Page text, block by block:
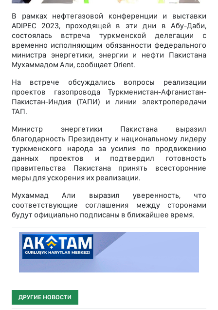
В рамках нефтегазовой конференции и выставки
ADIPEC 2023, проходящей в эти дни в Абу-Даби,
состоялась встреча туркменской делегации с
временно исполняющим обязанности федерального
министра энергетики, энергии и нефти Пакистана
Мухаммадом Али, сообщает Orient.
На встрече обсуждались вопросы реализации
проектов газопровода Туркменистан-Афганистан-
Пакистан-Индия (ТАПИ) и линии электропередачи
ТАП.
Министр энергетики Пакистана выразил
благодарность Президенту и национальному лидеру
туркменского народа за усилия по продвижению
данных проектов и подтвердил готовность
правительства Пакистана принять всесторонние
меры для ускорения их реализации.
Мухаммад Али выразил уверенность, что
соответствующие соглашения между сторонами
будут официально подписаны в ближайшее время.
ДРУГИЕ НОВОСТИ